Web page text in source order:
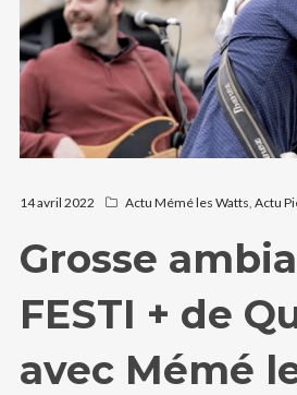
14 avril 2022 Actu Mémé les Watts Actu
Grosse
FESTI + de
avec Mémé